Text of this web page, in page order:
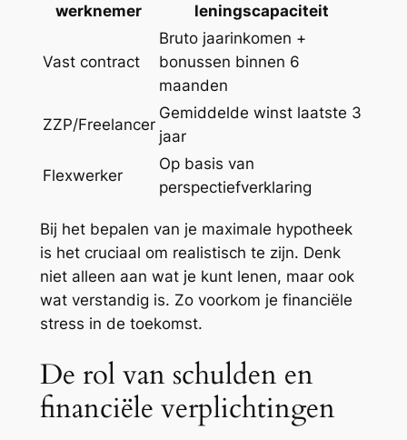
werknemer
leningscapaciteit
Vast contract
Bruto jaarinkomen +
bonussen binnen 6
maanden
ZZP/Freelancer
Gemiddelde winst laatste 3
jaar
Flexwerker
Op basis van
perspectiefverklaring
Bij het bepalen van je maximale hypotheek
is het cruciaal om realistisch te zijn. Denk
niet alleen aan wat je kunt lenen, maar ook
wat verstandig is. Zo voorkom je financiële
stress in de toekomst.
De rol van schulden en
financiële verplichtingen